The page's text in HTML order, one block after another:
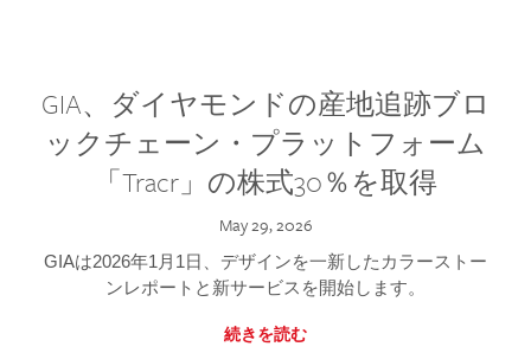
GIA、ダイヤモンドの産地追跡ブロ
ックチェーン・プラットフォーム
「Tracr」の株式30％を取得
May 29, 2026
GIAは2026年1月1日、デザインを一新したカラーストー
ンレポートと新サービスを開始します。
続きを読む